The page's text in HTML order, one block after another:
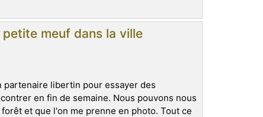
meuf dans la ville
partenaire libertin pour essayer des
en fin de semaine. Nous pouvons nous
et que l'on me prenne en photo. Tout ce